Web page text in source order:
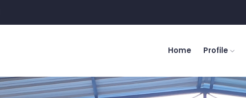
Home Profile